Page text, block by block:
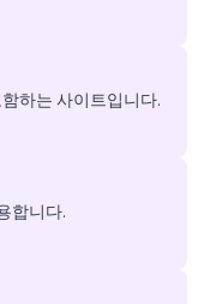
하는 사이트입니다.
합니다.